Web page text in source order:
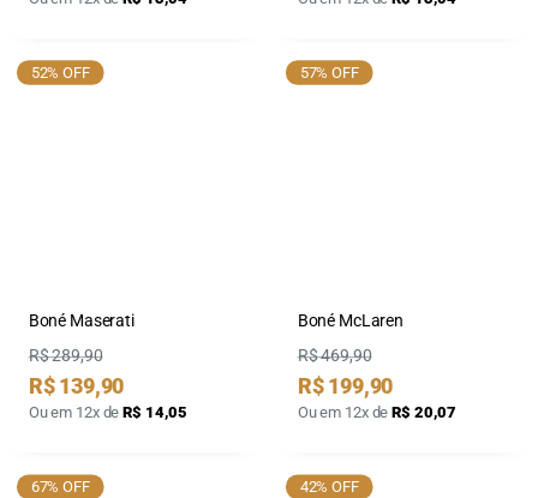
52% OFF
Boné Maserati
Preço
por
R$ 139,90
Preço
R$ 289,90
Ou em 12x deR$ 14,05
57% OFF
Boné McLaren
Preço
por
R$ 199,90
Preço
R$ 469,90
Ou em 12x deR$ 20,07
67% OFF 42% OFF